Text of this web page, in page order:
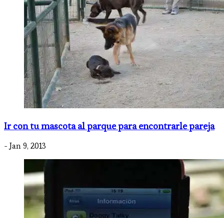
Ir con tu mascota al parque para encontrarle pareja
- Jan 9, 2013